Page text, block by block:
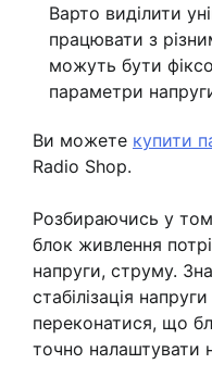
Варто виділити
працювати з
можуть бути
параметри
Ви можете купити
Radio Shop.
Розбираючись у
блок живлення
напруги, струму.
стабілізація
переконатися, що
точно налаштувати